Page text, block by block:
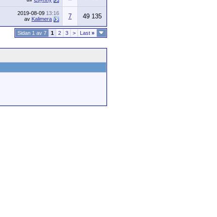
2019-08-09 13:16
av Kalimera 7 49 135
Sidan 1 av 7 1 2 3 > Last »